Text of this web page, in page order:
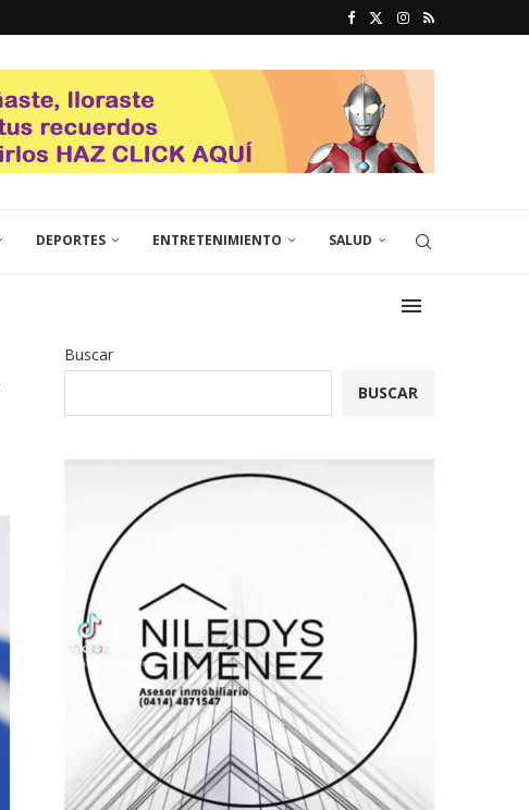
DEPORTES ENTRETENIMIENTO SALUD
Buscar
BUSCAR